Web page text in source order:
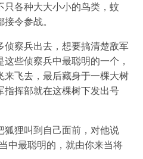
只各种大大小小的鸟类，蚊
令参战。
侦察兵出去，想要搞清楚敌军
些侦察兵中最聪明的一个，
来飞去，最后藏身于一棵大树
挥部就在这棵树下发出号
狐狸叫到自己面前，对他说
中最聪明的，就由你来当将